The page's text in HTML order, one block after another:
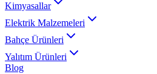
Kimyasallar
Elektrik Malzemeleri
Bahçe Ürünleri
Yalıtım Ürünleri
Blog